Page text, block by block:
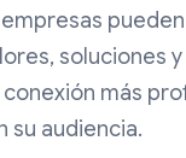
soluciones y
más
su audiencia.